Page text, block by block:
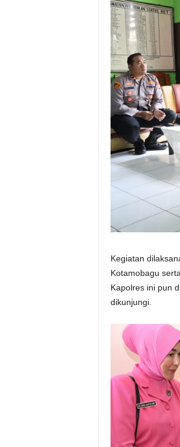
Kegiatan
Kotamobagu
Kapolres ini pun
dikunjungi.